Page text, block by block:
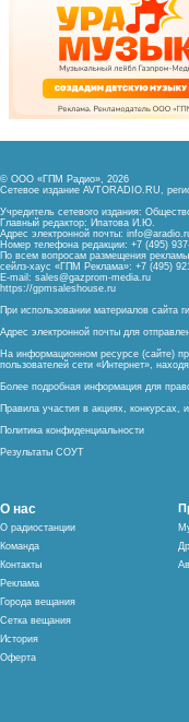
© ООО «ГПМ Радио», 2026
Сетевое издание AVTORADIO.RU,
Учредитель сетевого издания:
Главный редактор: Ипатова И.Ю.
Адрес электронной почты:
Номер телефона редакции: +7 (495)
По всем вопросам размещения
сейлз-хаус «ГПМ Реклама»: +7 (495)
E-mail: sales@gazprom-media.ru
https://gpmsaleshouse.ru
При использовании материалов сайта
Адрес электронной почты для
На информационном ресурсе (сайте)
пользователей сети «Интернет»,
Более подробная информация для
Правила участия в акциях, конкурсах,
Политика конфиденциальности
Результаты СОУТ
О нас
О радиостанции
Команда
Контакты
Реклама
Города вещания
Сетка вещания
История
Оферта